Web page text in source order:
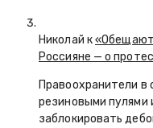
Николай к«Обещают
Россияне — о
Правоохранители
резиновыми пулями
заблокировать